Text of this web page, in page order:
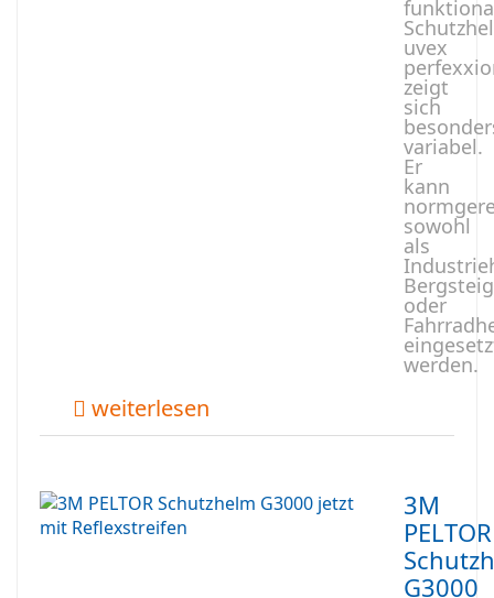
uvex
zeigt
sich
variabel.
Er
kann
sowohl
als
oder
werden.
weiterlesen
3M
PELTOR
G3000